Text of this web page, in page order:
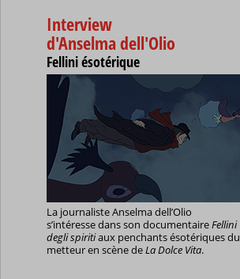
Interview
d'Anselma dell'Olio
Fellini ésotérique
La journaliste Anselma dell’Olio
s’intéresse dans son documentaireFellini
degli spiritiaux penchants ésotériques du
metteur en scène deLa Dolce Vita.